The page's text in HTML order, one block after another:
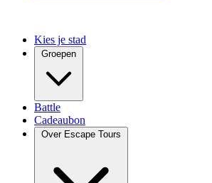
Kies je stad
Groepen
Battle
Cadeaubon
Over Escape Tours